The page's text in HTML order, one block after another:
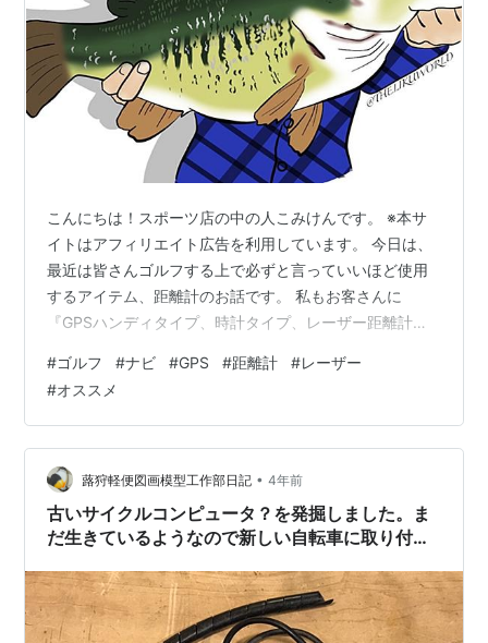
こんにちは！スポーツ店の中の人こみけんです。 ※本サ
イトはアフィリエイト広告を利用しています。 今日は、
最近は皆さんゴルフする上で必ずと言っていいほど使用
するアイテム、距離計のお話です。 私もお客さんに
『GPSハンディタイプ、時計タイプ、レーザー距離計ど
方はどれ買ったらいいかわからないですよね。 結論から
いうと【人によってオススメは変わる】です。 各距離計
には使用するメリット、デメリットが存在します。 簡単
にご紹介しますのでよかったらご参考にどうぞ。 各距離
計の特徴 GPSハンディタイプ 対象 初心者〜上級者にオ
ススメ 価格 ¥10,000〜 …
#ゴルフ #ナビ #GPS #距離計 #レーザー
#オススメ
蕗狩軽便図画模型工作部日記 • 4年前
古いサイクルコンピュータ？を発掘しました。ま
だ生きているようなので新しい自転車に取り付け